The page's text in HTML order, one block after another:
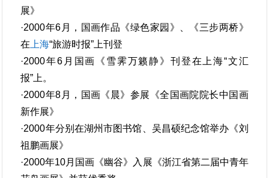
展》
·2000年6月，国画作品《绿色家园》、《三步两桥》
在上海“旅游时报”上刊登
·2000年6月国画《雪霁万籁静》刊登在上海“文汇
报”上。
·2000年8月，国画《晨》参展《全国画院院长中国画
新作展》
·2000年分别在湖州市图书馆、吴昌硕纪念馆举办《刘
祖鹏画展》
·2000年10月国画《幽谷》入展《浙江省第二届中青年